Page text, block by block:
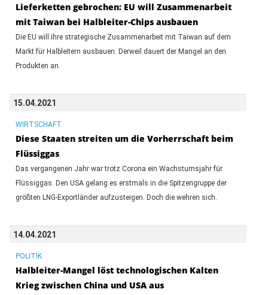
Lieferketten gebrochen: EU will Zusammenarbeit
mit Taiwan bei Halbleiter-Chips ausbauen
Die EU will ihre strategische Zusammenarbeit mit Taiwan auf dem
Markt für Halbleitern ausbauen. Derweil dauert der Mangel an den
Produkten an.
15.04.2021
WIRTSCHAFT
Diese Staaten streiten um die Vorherrschaft beim
Flüssiggas
Das vergangenen Jahr war trotz Corona ein Wachstumsjahr für
Flüssiggas. Den USA gelang es erstmals in die Spitzengruppe der
größten LNG-Exportländer aufzusteigen. Doch die wehren sich.
14.04.2021
POLITIK
Halbleiter-Mangel löst technologischen Kalten
Krieg zwischen China und USA aus